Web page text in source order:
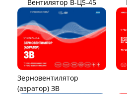
Вентилятор В-Ц5-45
Зерновентилятор
(аэратор) ЗВ